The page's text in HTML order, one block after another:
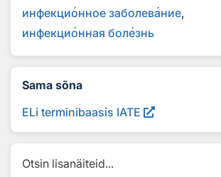
инфекционное заболевание
инфекционная болезнь
Sama sõna
ELi terminibaasis IATE
Otsin lisanäiteid...